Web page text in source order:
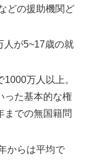
どの援助機関ど
が5~17歳の就
万人以上。
った基本的な権
までの無国籍問
からは平均で